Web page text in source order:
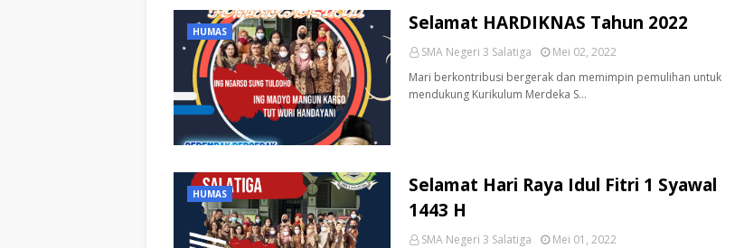
HUMAS Selamat HARDIKNAS Tahun 2022
SMA Negeri 3 Salatiga
Mei 02, 2022
Mari berkontribusi bergerak dan memimpin pemulihan untuk
mendukung Kurikulum Merdeka S…
HUMAS
Selamat Hari Raya Idul Fitri 1 Syawal
1443 H
SMA Negeri 3 Salatiga
Mei 01, 2022